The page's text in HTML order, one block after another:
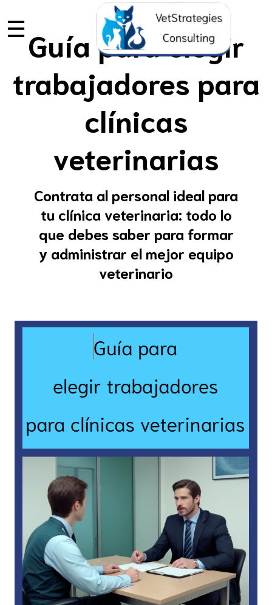
☰Guía para elegir
trabajadores para
clínicas
veterinarias
Contrata al personal ideal para
tu clínica veterinaria: todo lo
que debes saber para formar
y administrar el mejor equipo
veterinario